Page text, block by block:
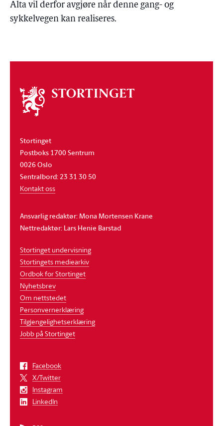
Alta vil derfor avgjøre når denne gang- og
sykkelvegen kan realiseres.
Om
stortinget
Stortinget
Postboks 1700 Sentrum
0026 Oslo
Sentralbord: 23 31 30 50
Kontakt oss
Ansvarlig redaktør: Mona Mortensen Krane
Nettredaktør: Lars Henie Barstad
Stortinget undervisning
Stortingets mediearkiv
Ordbok for Stortinget
Nyhetsbrev
Om nettstedet
Personvernerklæring
Tilgjengelighetserklæring
Jobb på Stortinget
Facebook
X/Twitter
Instagram
LinkedIn